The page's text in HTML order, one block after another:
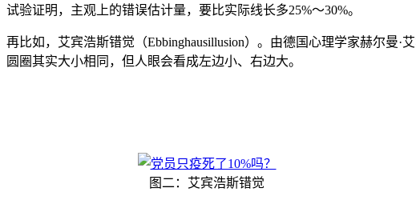
试验证明，主观上的错误估计量，要比实际线长多25%～30%。
再比如，艾宾浩斯错觉（Ebbinghausillusion）。由德国心理学家赫尔曼
圆圈其实大小相同，但人眼会看成左边小、右边大。
图二：艾宾浩斯错觉